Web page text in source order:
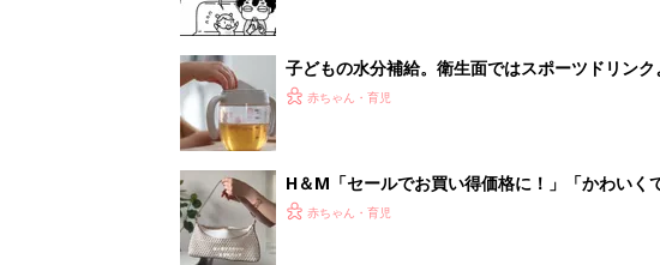
子どもの水分補給。衛生面ではスポーツドリン
く3つのコツとは？【専門家監修】
赤ちゃん・育児
H＆М「セールでお買い得価格に！」「かわいく
赤ちゃん・育児